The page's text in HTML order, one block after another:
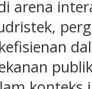
arena